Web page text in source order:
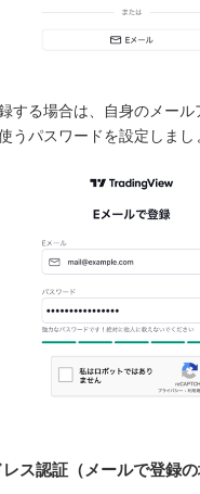
する場合は、自身のメール
うパスワードを設定しまし
ス認証（メールで登録の